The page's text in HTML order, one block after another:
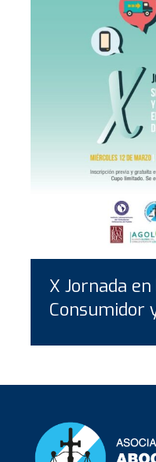
X Jornada
Consumidor